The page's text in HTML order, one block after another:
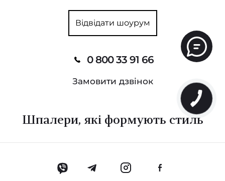
Відвідати шоурум
0 800 33 91 66
Замовити дзвінок
Шпалери, які формують стиль